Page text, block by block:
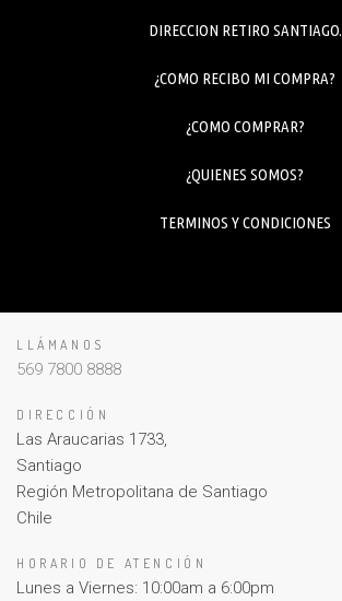
DIRECCION RETIRO SANTIAGO.
¿COMO RECIBO MI COMPRA?
¿COMO COMPRAR?
¿QUIENES SOMOS?
TERMINOS Y CONDICIONES
LLÁMANOS
569 7800 8888
DIRECCIÓN
Las Araucarias 1733,
Santiago
Región Metropolitana de Santiago
Chile
HORARIO DE ATENCIÓN
Lunes a Viernes: 10:00am a 6:00pm